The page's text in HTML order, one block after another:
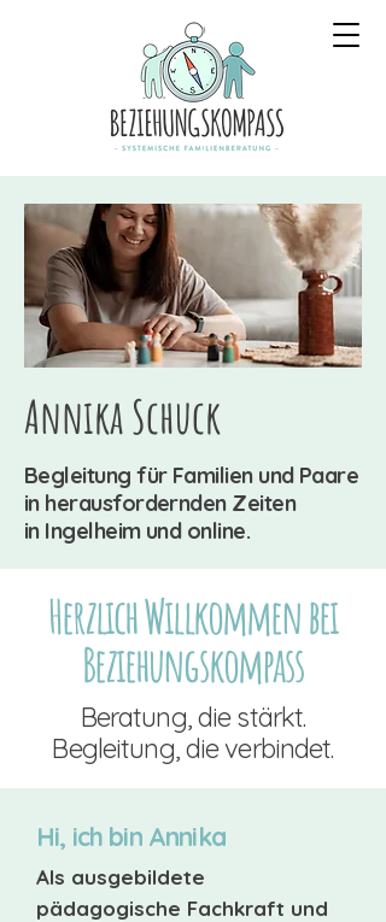
Annika Schuck
Begleitung für Familien und Paare
in herausfordernden Zeiten
in Ingelheim und online.
Herzlich Willkommen bei
Beziehungskompass
Beratung, die stärkt.
Begleitung, die verbindet.
Hi, ich bin Annika
Als ausgebildete
pädagogische Fachkraft und